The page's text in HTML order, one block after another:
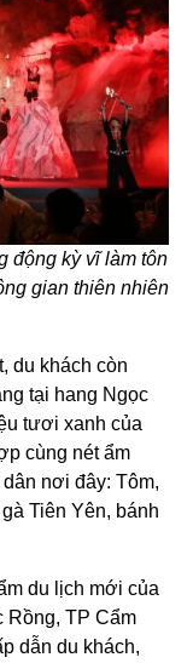
động kỳ vĩ làm tôn
gian thiên nhiên
du khách còn
tại hang Ngọc
tươi xanh của
cùng nét ẩm
nơi đây: Tôm,
Tiên Yên, bánh
du lịch mới của
Rồng, TP Cẩm
dẫn du khách,